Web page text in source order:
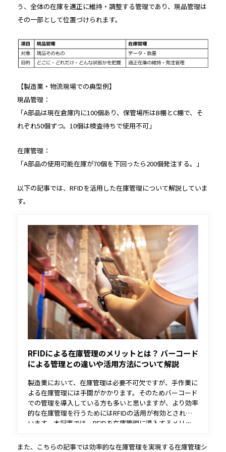
う、全体の在庫を適正に維持・調整する管理であり、現品管理は
その一部として位置づけられます。
【製造業・物流現場での典型例】
現品管理：
「A部品は現在倉庫内に100個あり、保管場所はB棚とC棚で、そ
れぞれ50個ずつ。10個は検査待ちで使用不可」
在庫管理：
「A部品の使用可能在庫が70個を下回ったら200個発注する。」
以下の記事では、RFIDを活用した在庫管理について解説していま
す。
RFIDによる在庫管理のメリットとは？ バーコード
による管理との違いや活用方法について解説
製造業において、在庫管理は必要不可欠ですが、手作業に
よる在庫管理には手間がかかります。そのためバーコード
での管理を導入している方も多いと思いますが、より効率
的な在庫管理を行うためにはRFIDの活用が有効とされて
います。本記事では、RFIDを在庫管理に導入するメリッ
また、こちらの記事では効率的な在庫管理を実現する在庫管理シ